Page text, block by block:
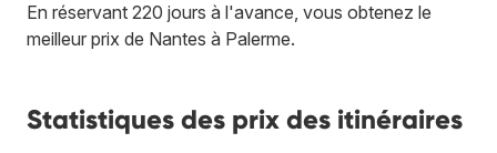
En réservant 220 jours à l'avance, vous obtenez le
meilleur prix de Nantes à Palerme.
Statistiques des prix des itinéraires